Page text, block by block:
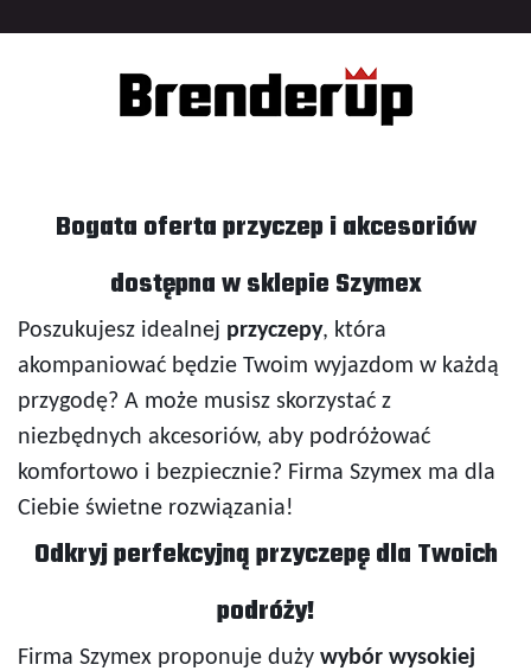
Bogata oferta przyczep i akcesoriów
dostępna w sklepie Szymex
Poszukujesz idealnej przyczepy, która
akompaniować będzie Twoim wyjazdom w każdą
przygodę? A może musisz skorzystać z
niezbędnych akcesoriów, aby podróżować
komfortowo i bezpiecznie? Firma Szymex ma dla
Ciebie świetne rozwiązania!
Odkryj perfekcyjną przyczepę dla Twoich
podróży!
Firma Szymex proponuje duży wybór wysokiej